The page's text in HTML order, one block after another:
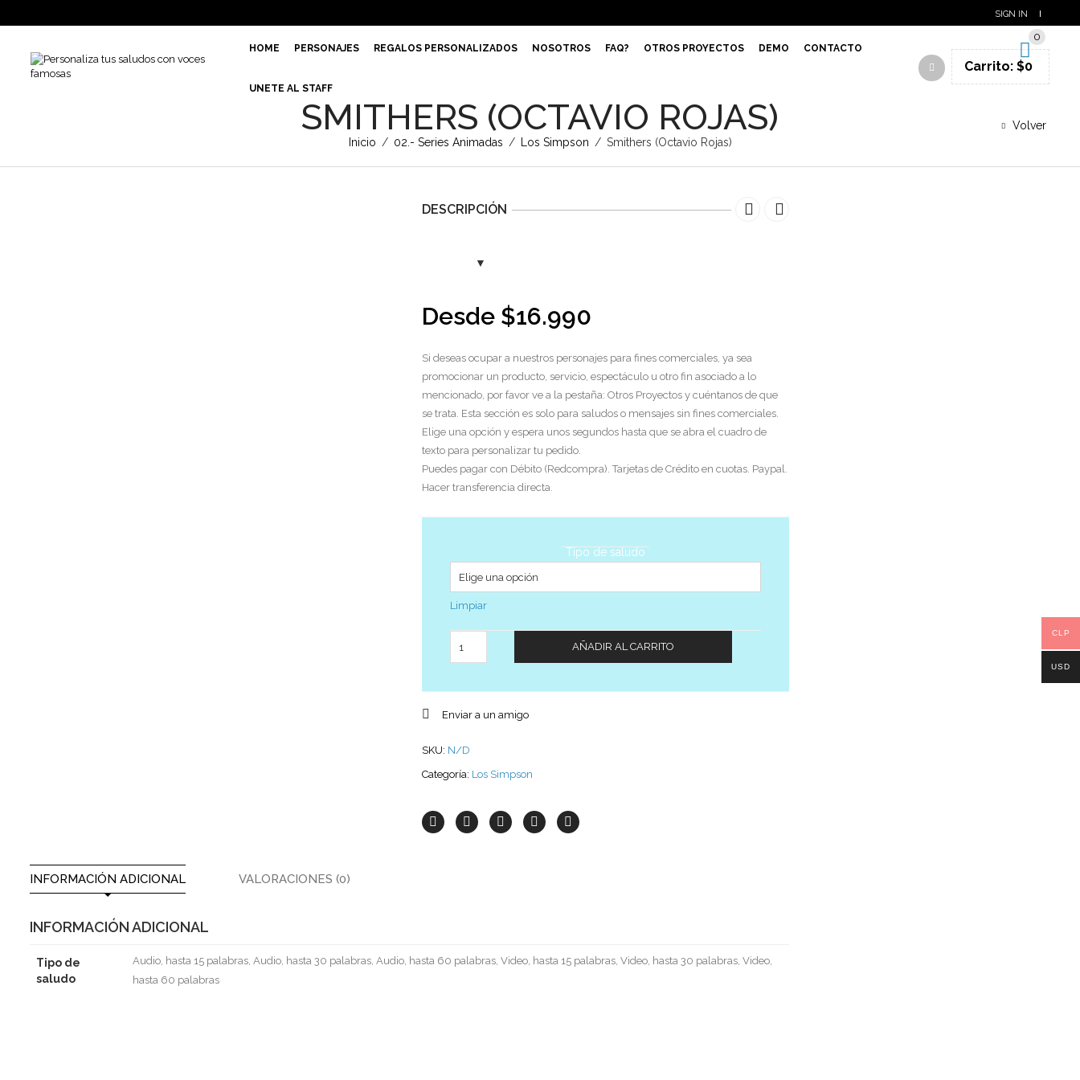
SIGN IN
HOME PERSONAJES REGALOS PERSONALIZADOS NOSOTROS FAQ? OTROS PROYECTOS DEMO CONTACTO
UNETE AL STAFF
0
Carrito: $0
SMITHERS (OCTAVIO ROJAS)
Inicio / 02.- Series Animadas / Los Simpson / Smithers (Octavio Rojas)
Volver
DESCRIPCIÓN
Desde $16.990
Si deseas ocupar a nuestros personajes para fines comerciales, ya sea
promocionar un producto, servicio, espectáculo u otro fin asociado a lo
mencionado, por favor ve a la pestaña: Otros Proyectos y cuéntanos de que
se trata. Esta sección es solo para saludos o mensajes sin fines comerciales.
Elige una opción y espera unos segundos hasta que se abra el cuadro de
texto para personalizar tu pedido.
Puedes pagar con Débito (Redcompra). Tarjetas de Crédito en cuotas. Paypal.
Hacer transferencia directa.
Tipo de saludo
Limpiar
AÑADIR AL CARRITO
Enviar a un amigo
SKU: N/D
Categoría: Los Simpson
INFORMACIÓN ADICIONAL VALORACIONES (0)
INFORMACIÓN ADICIONAL
Tipo de
saludo
Audio, hasta 15 palabras, Audio, hasta 30 palabras, Audio, hasta 60 palabras, Video, hasta 15 palabras, Video, hasta 30 palabras, Video,
hasta 60 palabras
CLP
USD